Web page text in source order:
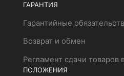
ГАРАНТИЯ
Гарантийные
Возврат и обмен
Регламент сдачи товаров
ПОЛОЖЕНИЯ